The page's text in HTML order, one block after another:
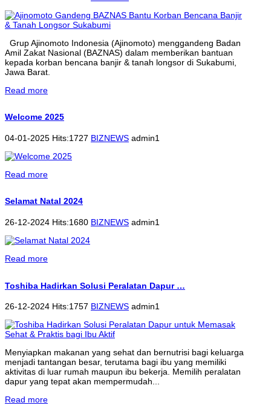
Grup Ajinomoto Indonesia (Ajinomoto) menggandeng Badan
Amil Zakat Nasional (BAZNAS) dalam memberikan bantuan
kepada korban bencana banjir & tanah longsor di Sukabumi,
Jawa Barat.
Read more
Welcome 2025
04-01-2025 Hits:1727 BIZNEWS admin1
Read more
Selamat Natal 2024
26-12-2024 Hits:1680 BIZNEWS admin1
Read more
Toshiba Hadirkan Solusi Peralatan Dapur …
26-12-2024 Hits:1757 BIZNEWS admin1
Menyiapkan makanan yang sehat dan bernutrisi bagi keluarga
menjadi tantangan besar, terutama bagi ibu yang memiliki
aktivitas di luar rumah maupun ibu bekerja. Memilih peralatan
dapur yang tepat akan mempermudah...
Read more